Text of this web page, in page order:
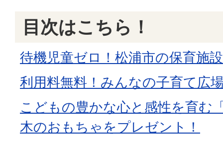
目次はこちら！
待機児童ゼロ！松浦市の保育施設
利用料無料！みんなの子育て広
こどもの豊かな心と感性を育む
木のおもちゃをプレゼント！